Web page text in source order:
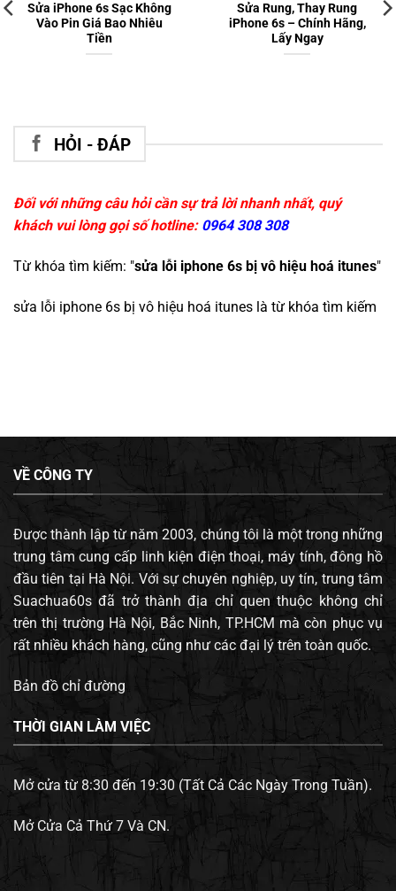
Sửa iPhone 6s Sạc Không
Vào Pin Giá Bao Nhiêu
Tiền
Sửa Rung, Thay Rung
iPhone 6s – Chính Hãng,
Lấy Ngay
HỎI - ĐÁP
Đối với những câu hỏi cần sự trả lời nhanh nhất, quý
khách vui lòng gọi số hotline: 0964 308 308
Từ khóa tìm kiếm: "sửa lỗi iphone 6s bị vô hiệu hoá itunes"
sửa lỗi iphone 6s bị vô hiệu hoá itunes là từ khóa tìm kiếm
VỀ CÔNG TY
Được thành lập từ năm 2003, chúng tôi là một trong những
trung tâm cung cấp linh kiện điện thoại, máy tính, đông hồ
đầu tiên tại Hà Nội. Với sự chuyên nghiệp, uy tín, trung tâm
Suachua60s đã trở thành địa chỉ quen thuộc không chỉ
trên thị trường Hà Nội, Bắc Ninh, TP.HCM mà còn phục vụ
rất nhiều khách hàng, cũng như các đại lý trên toàn quốc.
Bản đồ chỉ đường
THỜI GIAN LÀM VIỆC
Mở cửa từ 8:30 đến 19:30 (Tất Cả Các Ngày Trong Tuần).
Mở Cửa Cả Thứ 7 Và CN.